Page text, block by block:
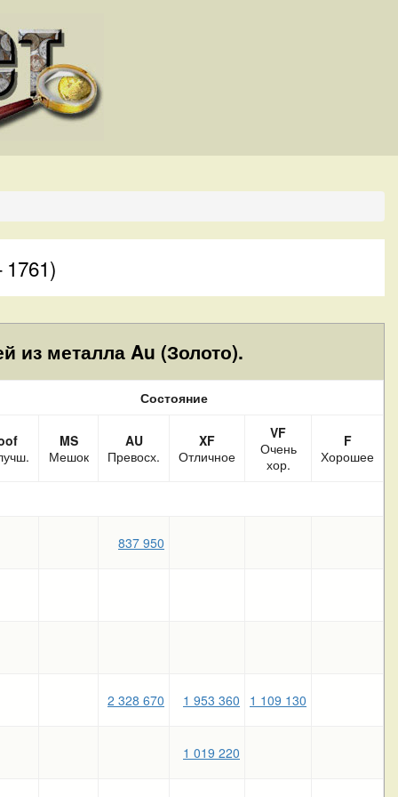
1761)
из металла Au (Золото).
Состояние
MS
Мешок
AU
Превосх.
XF
Отличное
VF
Очень
хор.
F
Хорошее
837 950
2 328 670 1 953 360 1 109 130
1 019 220